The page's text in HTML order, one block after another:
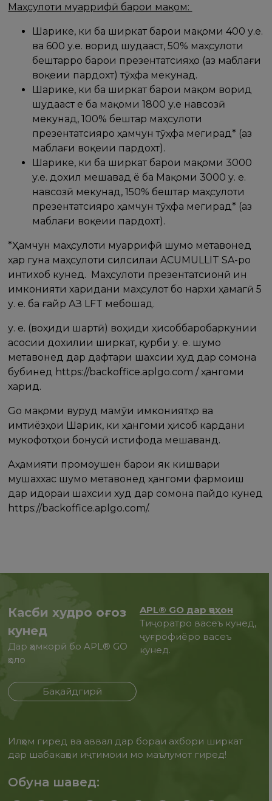
Маҳсулоти муаррифӣ барои мақом:
Шарике, ки ба ширкат барои мақоми 400 у.е.
ва 600 у.е. ворид шудааст, 50% маҳсулоти
бештарро барои презентатсияҳо (аз маблағи
воқеии пардохт) тӯҳфа мекунад.
Шарике, ки ба ширкат барои мақом ворид
шудааст е ба мақоми 1800 у.е навсозӣ
мекунад, 100% бештар маҳсулоти
презентатсияро ҳамчун тӯҳфа мегирад* (аз
маблағи воқеии пардохт).
Шарике, ки ба ширкат барои мақоми 3000
у.е. дохил мешавад ё ба Мақоми 3000 у. е.
навсозӣ мекунад, 150% бештар маҳсулоти
презентатсияро ҳамчун тӯҳфа мегирад* (аз
маблағи воқеии пардохт).
*Ҳамчун маҳсулоти муаррифӣ шумо метавонед
ҳар гуна маҳсулоти силсилаи ACUMULLIT SA-ро
интихоб кунед. Маҳсулоти презентатсионӣ ин
имконияти харидани маҳсулот бо нархи ҳамагӣ 5
у. е. ба ғайр АЗ LFT мебошад.
у. е. (воҳиди шартӣ) воҳиди ҳисоббаробаркунии
асосии дохилии ширкат, қурби у. е. шумо
метавонед дар дафтари шахсии худ дар сомона
бубинед https://backoffice.aplgo.com / ҳангоми
харид.
Go мақоми вуруд маҷмӯи имкониятҳо ва
имтиёзҳои Шарик, ки ҳангоми ҳисоб кардани
мукофотҳои бонусӣ истифода мешаванд.
Аҳамияти промоушен барои як кишвари
мушаххас шумо метавонед ҳангоми фармоиш
дар идораи шахсии худ дар сомона пайдо кунед
https://backoffice.aplgo.com/.
Касби худро оғоз
кунед
Дар ҳамкорӣ бо APL® GO
ҳоло
Бақайдгирӣ
APL® GO дар ҷаҳон
Тиҷоратро васеъ кунед,
ҷуғрофиёро васеъ
кунед.
Илҳом гиред ва аввал дар бораи ахбори ширкат
дар шабакаҳои иҷтимоии мо маълумот гиред!
Обуна шавед: